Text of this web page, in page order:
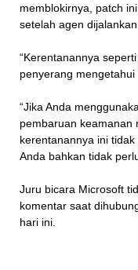
memblokirnya, patch
setelah agen
“Kerentanannya
penyerang mengetahui
“Jika Anda
pembaruan keamanan
kerentanannya ini
Anda bahkan tidak
Juru bicara Microsoft
komentar saat
hari ini.